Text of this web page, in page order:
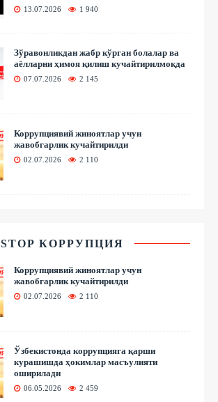
13.07.2026 1 940
Зўравонликдан жабр кўрган болалар ва
аёлларни ҳимоя қилиш кучайтирилмоқда
07.07.2026 2 145
Коррупциявий жиноятлар учун
жавобгарлик кучайтирилди
02.07.2026 2 110
STOP КОРРУПЦИЯ
Коррупциявий жиноятлар учун
жавобгарлик кучайтирилди
02.07.2026 2 110
Ўзбекистонда коррупцияга қарши
курашишда ҳокимлар масъулияти
оширилади
06.05.2026 2 459